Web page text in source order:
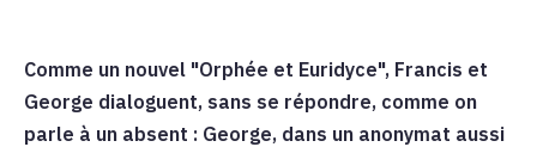
Comme un nouvel "Orphée et Euridyce", Francis et
George dialoguent, sans se répondre, comme on
parle à un absent : George, dans un anonymat aussi